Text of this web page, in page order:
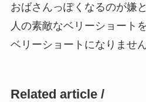
おばさんっぽくなるのが嫌
人の素敵なベリーショート
ベリーショートになりませ
Related article /